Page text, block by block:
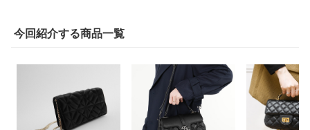
今回紹介する商品一覧